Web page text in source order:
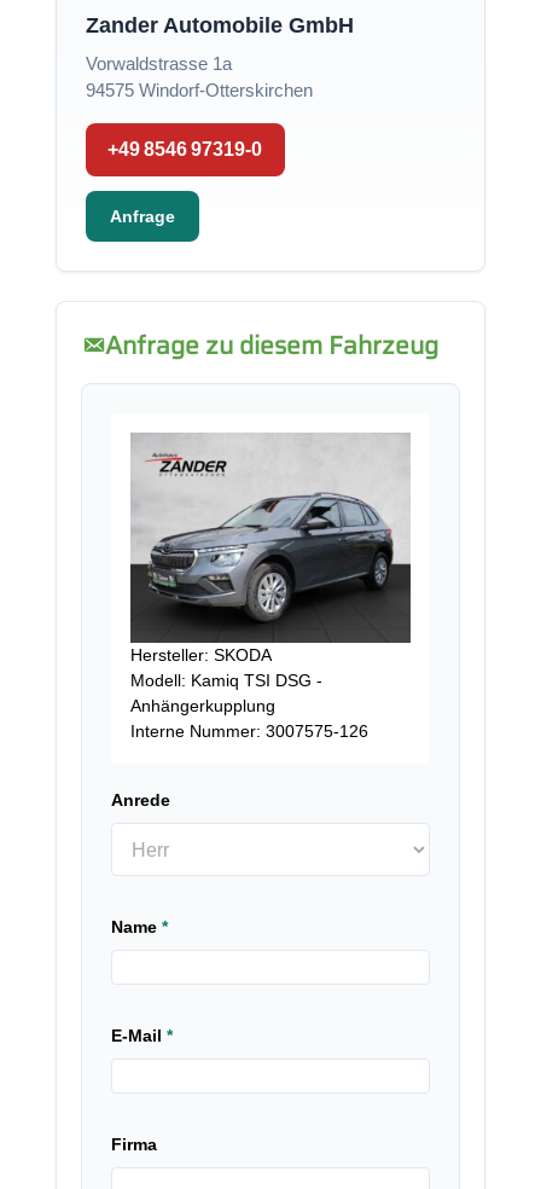
Zander Automobile GmbH
Vorwaldstrasse 1a
94575 Windorf-Otterskirchen
+49 8546 97319-0
Anfrage
Anfrage zu diesem Fahrzeug
Hersteller: SKODA
Modell: Kamiq TSI DSG -
Anhängerkupplung
Interne Nummer: 3007575-126
Anrede
Name *
E-Mail *
Firma